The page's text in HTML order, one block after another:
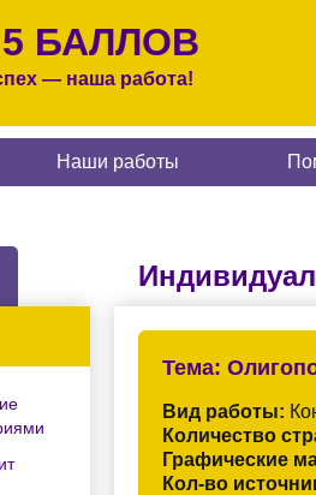
БАЛЛОВ
— наша работа!
Наши работы
Тема:
Вид работы:
Количество
Графические
Кол-во